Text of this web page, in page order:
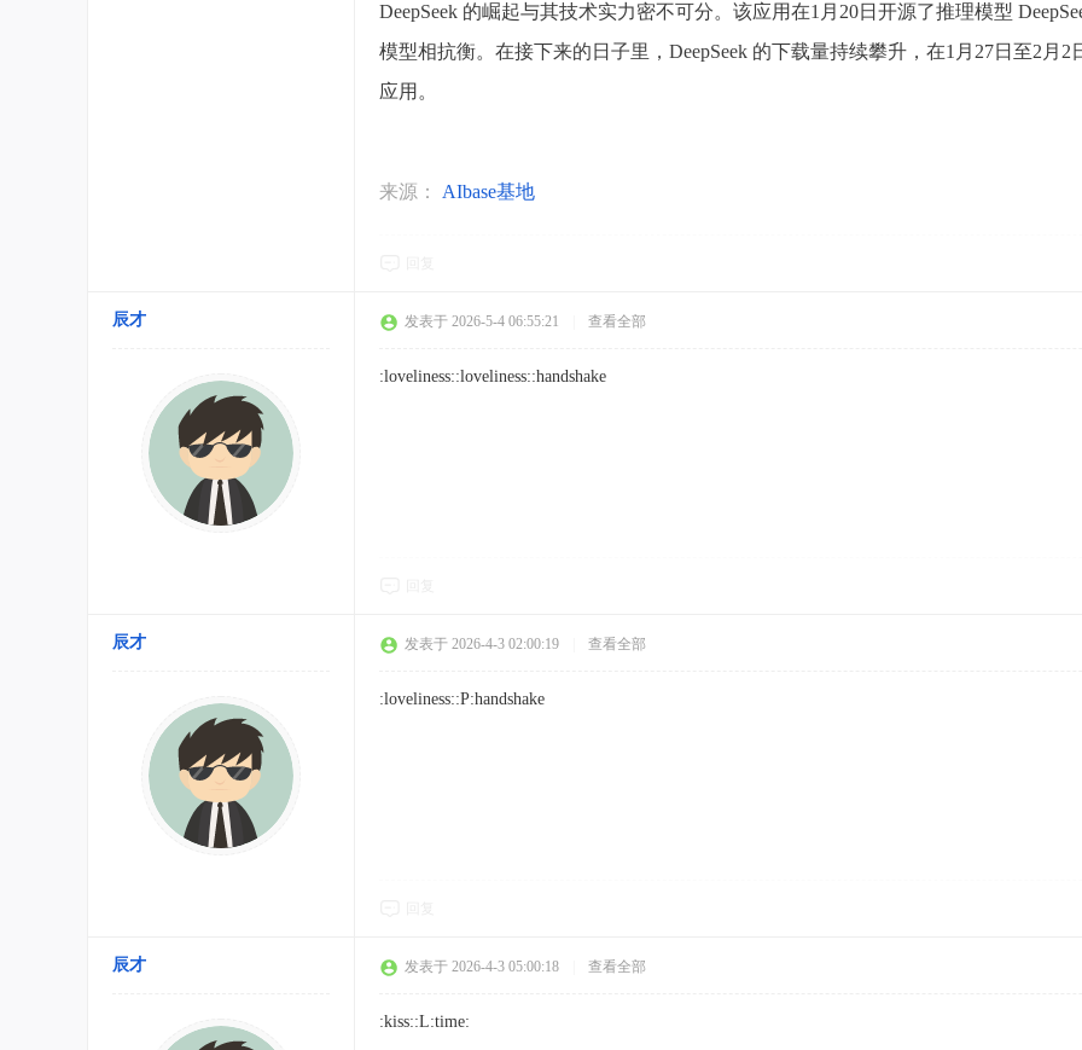
DeepSeek 的崛起与其技术实力密不可分。该应用在1月20日开源了推理模型
模型相抗衡。在接下来的日子里，DeepSeek 的下载量持续攀升，在1月27日至2月
应用。
来源： AIbase基地
辰才 发表于 2026-5-4 06:55:21 查看全部
:loveliness::loveliness::handshake
辰才 发表于 2026-4-3 02:00:19 查看全部
:loveliness::P:handshake
辰才 发表于 2026-4-3 05:00:18 查看全部
:kiss::L:time: